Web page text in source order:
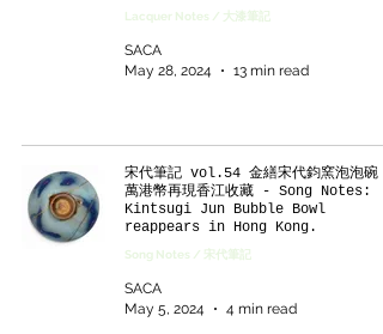
Lacquer Notes / 大漆筆記
SACA
May 28, 2024
13 min read
宋代筆記 vol.54 金繕宋代鈞窯泡泡碗
萬港幣再現香江收藏 - Song Notes:
Kintsugi Jun Bubble Bowl
reappears in Hong Kong.
Song Notes / 宋代筆記
SACA
May 5, 2024
4 min read